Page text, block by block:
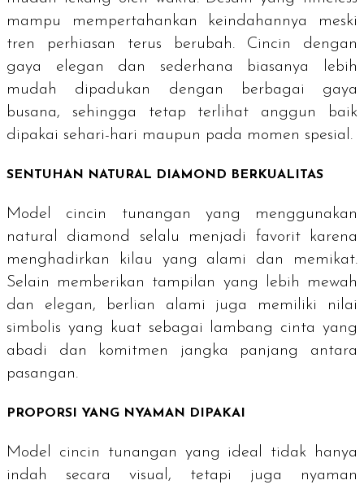
mampu mempertahankan keindahannya meski
tren perhiasan terus berubah. Cincin dengan
gaya elegan dan sederhana biasanya lebih
mudah dipadukan dengan berbagai gaya
busana, sehingga tetap terlihat anggun baik
dipakai sehari-hari maupun pada momen spesial.
SENTUHAN NATURAL DIAMOND BERKUALITAS
Model cincin tunangan yang menggunakan
natural diamond
selalu menjadi favorit karena
menghadirkan kilau yang alami dan memikat.
Selain memberikan tampilan yang lebih mewah
dan elegan, berlian alami juga memiliki nilai
simbolis yang kuat sebagai lambang cinta yang
abadi dan komitmen jangka panjang antara
pasangan.
PROPORSI YANG NYAMAN DIPAKAI
Model cincin tunangan yang ideal tidak hanya
indah secara visual, tetapi juga nyaman